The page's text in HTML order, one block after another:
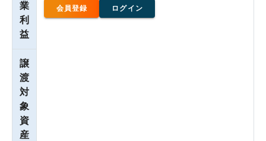
業
利
益
会員登録 ログイン
譲
渡
対
象
資
産